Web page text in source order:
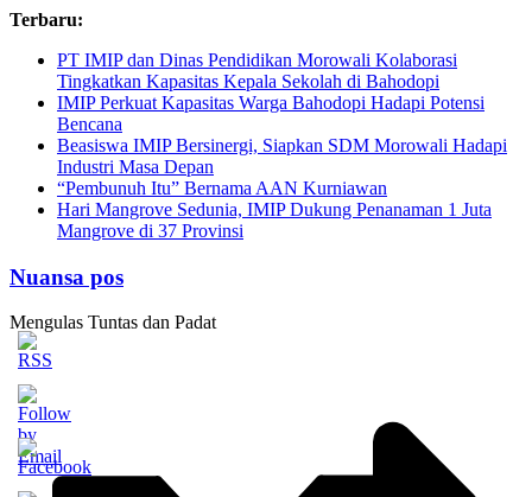
Skip
content
Terbaru:
PT IMIP dan Dinas Pendidikan Morowali Kolaborasi
Tingkatkan Kapasitas Kepala Sekolah di Bahodopi
IMIP Perkuat Kapasitas Warga Bahodopi Hadapi Potensi
Bencana
Beasiswa IMIP Bersinergi, Siapkan SDM Morowali Hadapi
Industri Masa Depan
“Pembunuh Itu” Bernama AAN Kurniawan
Hari Mangrove Sedunia, IMIP Dukung Penanaman 1 Juta
Mangrove di 37 Provinsi
Nuansa pos
Mengulas Tuntas dan Padat